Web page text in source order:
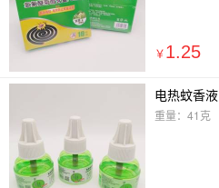
￥ 1.25
电热蚊香液
重量：41克